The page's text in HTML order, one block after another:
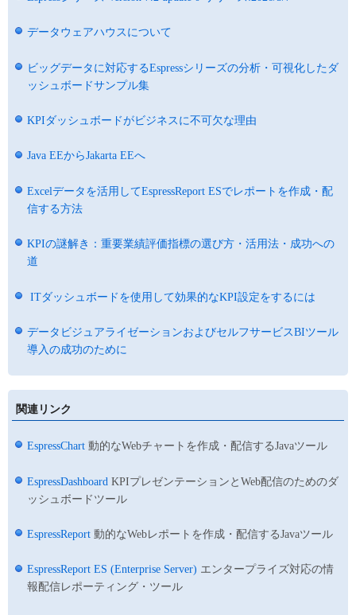
データウェアハウスについて
ビッグデータに対応するEspressシリーズの分析・可視化したダ
ッシュボードサンプル集
KPIダッシュボードがビジネスに不可欠な理由
Java EEからJakarta EEへ
Excelデータを活用してEspressReport ESでレポートを作成・配
信する方法
KPIの謎解き：重要業績評価指標の選び方・活用法・成功への
道
ITダッシュボードを使用して効果的なKPI設定をするには
データビジュアライゼーションおよびセルフサービスBIツール
導入の成功のために
関連リンク
EspressChart 動的なWebチャートを作成・配信するJavaツール
EspressDashboard KPIプレゼンテーションとWeb配信のためのダ
ッシュボードツール
EspressReport 動的なWebレポートを作成・配信するJavaツール
EspressReport ES (Enterprise Server) エンタープライズ対応の情
報配信レポーティング・ツール